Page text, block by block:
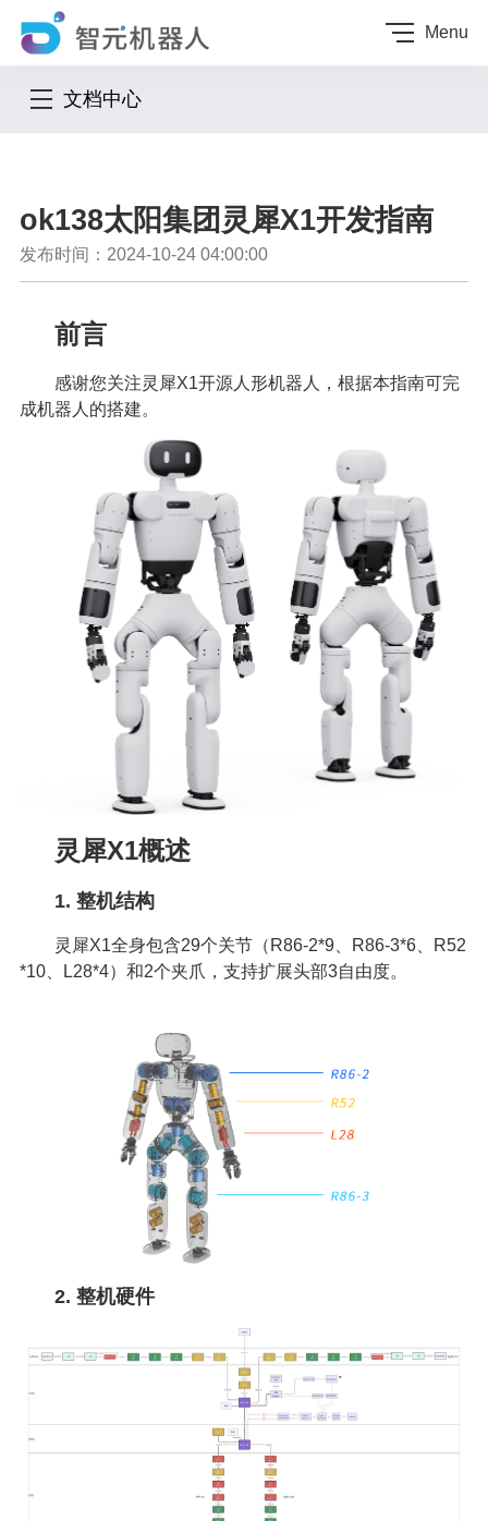
Menu
文档中心
ok138太阳集团灵犀X1开发指南
发布时间：2024-10-24 04:00:00
前言
感谢您关注灵犀X1开源人形机器人，根据本指南可完
成机器人的搭建。
灵犀X1概述
1. 整机结构
灵犀X1全身包含29个关节（R86-2*9、R86-3*6、R52
*10、L28*4）和2个夹爪，支持扩展头部3自由度。
2. 整机硬件